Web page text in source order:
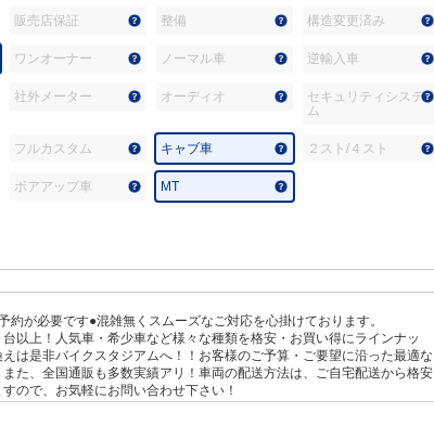
販売店保証 整備 構造変更済み
ワンオーナー ノーマル車 逆輸入車
社外メーター オーディオ
セキュリティシステ
ム
フルカスタム キャブ車 ２スト/４スト
ボアアップ車 MT
約が必要です●混雑無くスムーズなご対応を心掛けております。
以上！人気車・希少車など様々な種類を格安・お買い得にラインナッ
は是非バイクスタジアムへ！！お客様のご予算・ご要望に沿った最適な
た、全国通販も多数実績アリ！車両の配送方法は、ご自宅配送から格安
ので、お気軽にお問い合わせ下さい！